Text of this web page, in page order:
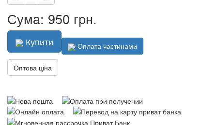
Сума: 950 грн.
Купити Оплата частинами
Оптова ціна